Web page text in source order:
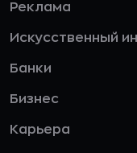
Реклама
Искусственный
Банки
Бизнес
Карьера